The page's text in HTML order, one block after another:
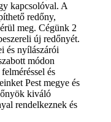
kapcsolóval. A
redőny,
meg. Cégünk 2
új redőnyét.
és nyílászárói
módon
és
Pest megye és
kiváló
rendelkeznek és